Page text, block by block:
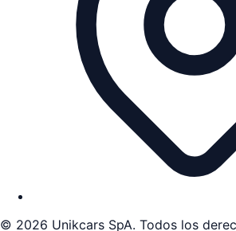
© 2026 Unikcars SpA. Todos los